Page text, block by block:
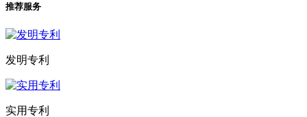
推荐服务
发明专利
实用专利